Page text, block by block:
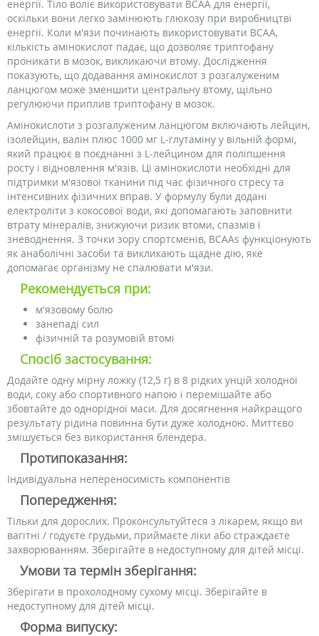
енергії. Тіло воліє використовувати BCAA для енергії,
оскільки вони легко замінюють глюкозу при виробництві
енергії. Коли м'язи починають використовувати BCAA,
кількість амінокислот падає, що дозволяє триптофану
проникати в мозок, викликаючи втому. Дослідження
показують, що додавання амінокислот з розгалуженим
ланцюгом може зменшити центральну втому, щільно
регулюючи приплив триптофану в мозок.
Амінокислоти з розгалуженим ланцюгом включають лейцин,
ізолейцин, валін плюс 1000 мг L-глутаміну у вільній формі,
який працює в поєднанні з L-лейцином для поліпшення
росту і відновлення м'язів. Ці амінокислоти необхідні для
підтримки м'язової тканини під час фізичного стресу та
інтенсивних фізичних вправ. У формулу були додані
електроліти з кокосової води, які допомагають заповнити
втрату мінералів, знижуючи ризик втоми, спазмів і
зневоднення. З точки зору спортсменів, BCAAs функціонують
як анаболічні засоби та викликають щадне дію, яке
допомагає організму не спалювати м'язи.
Рекомендується при:
м'язовому болю
занепаді сил
фізичній та розумовій втомі
Спосіб застосування:
Додайте одну мірну ложку (12,5 г) в 8 рідких унцій холодної
води, соку або спортивного напою і перемішайте або
збовтайте до однорідної маси. Для досягнення найкращого
результату рідина повинна бути дуже холодною. Миттєво
змішується без використання блендера.
Протипоказання:
Індивідуальна непереносимість компонентів
Попередження:
Тільки для дорослих. Проконсультуйтеся з лікарем, якщо ви
вагітні / годуєте грудьми, приймаєте ліки або страждаєте
захворюванням. Зберігайте в недоступному для дітей місці.
Умови та термін зберігання:
Зберігати в прохолодному сухому місці. Зберігайте в
недоступному для дітей місці.
Форма випуску: